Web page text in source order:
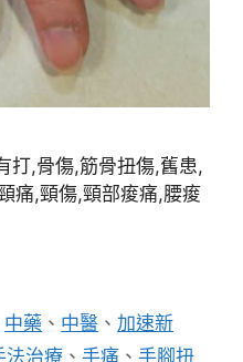
打,骨傷,筋骨扭傷,舊患,
痛,頸傷,頸部痠痛,腰痠
中藥 、 中醫 、加速新
法治療 、 手痛 、 手腳扭